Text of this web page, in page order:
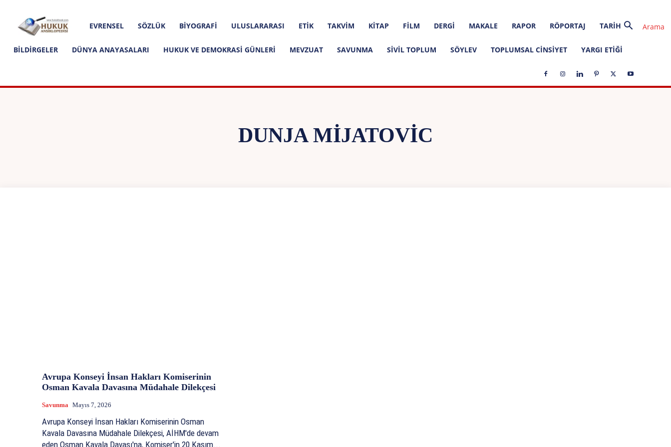
Hukuk
Ansiklopedisi
EVRENSEL SÖZLÜK BIYOGRAFI ULUSLARARASI ETIK TAKVIM KITAP FILM DERGI MAKALE RAPOR RÖPORTAJ TARIH
BILDIRGELER DÜNYA ANAYASALARI HUKUK VE DEMOKRASI GÜNLERI MEVZUAT SAVUNMA SIVIL TOPLUM SÖYLEV TOPLUMSAL CINSIYET YARGI ETIĞI
DUNJA MIJATOVIC
Avrupa Konseyi İnsan Hakları Komiserinin
Osman Kavala Davasına Müdahale Dilekçesi
Savunma Mayıs 7, 2026
Avrupa Konseyi İnsan Hakları Komiserinin Osman
Kavala Davasına Müdahale Dilekçesi, AİHM'de devam
eden Osman Kavala Davası'na, Komiser'in 20 Kasım...